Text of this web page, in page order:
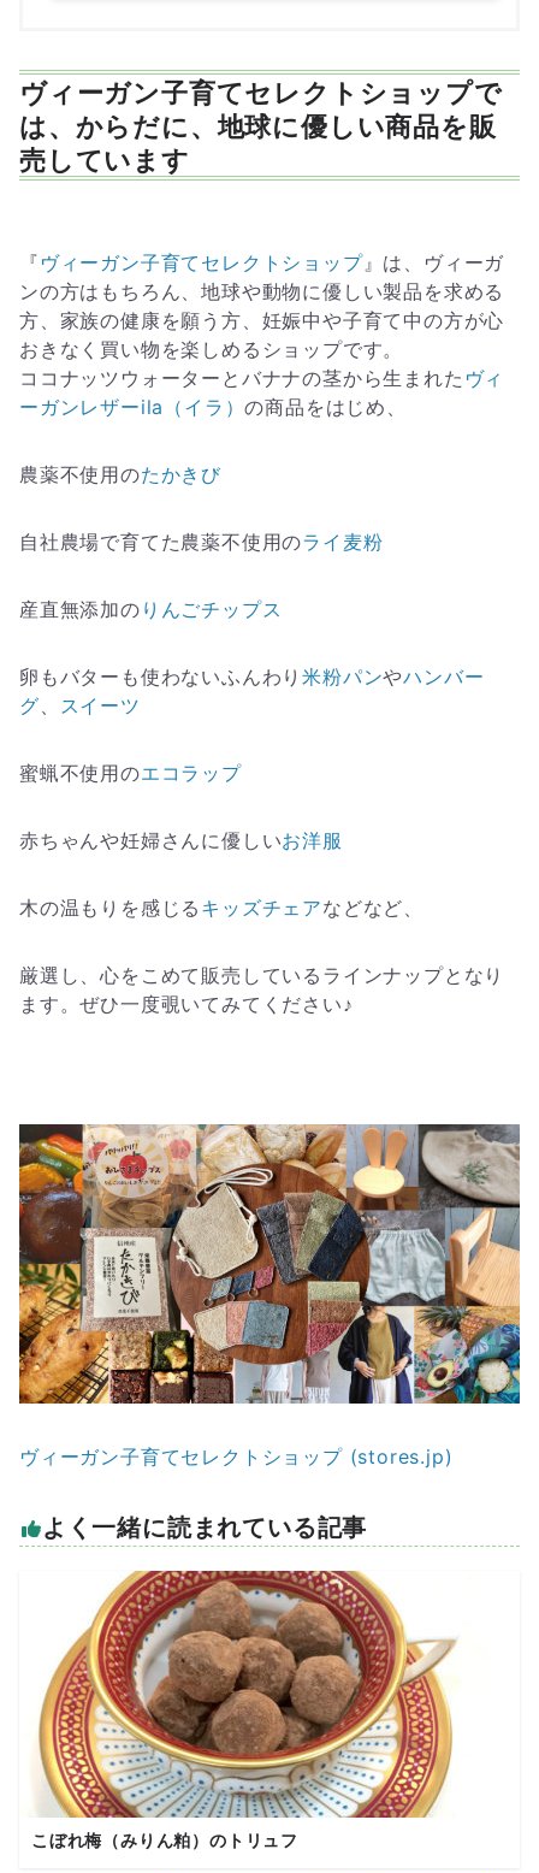
ヴィーガン子育てセレクトショップで
は、からだに、地球に優しい商品を販
売しています
『 ヴィーガン子育てセレクトショップ』は、ヴィーガ
ンの方はもちろん、地球や動物に優しい製品を求める
方、家族の健康を願う方、妊娠中や子育て中の方が心
おきなく買い物を楽しめるショップです。
ココナッツウォーターとバナナの茎から生まれた ヴィ
ーガンレザーila（イラ）の商品をはじめ、
農薬不使用のたかきび
自社農場で育てた農薬不使用のライ麦粉
産直無添加の りんごチップス
卵もバターも使わないふんわり米粉パンやハンバー
グ、 スイーツ
蜜蝋不使用のエコラップ
赤ちゃんや妊婦さんに優しいお洋服
木の温もりを感じる キッズチェアなどなど、
厳選し、心をこめて販売しているラインナップとなり
ます。ぜひ一度覗いてみてください♪
ヴィーガン子育てセレクトショップ (stores.jp)
よく一緒に読まれている記事
こぼれ梅（みりん粕）のトリュフ